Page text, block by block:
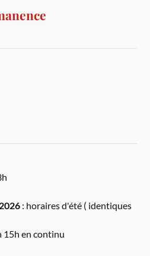
: horaires d'été ( identiques
15h en continu